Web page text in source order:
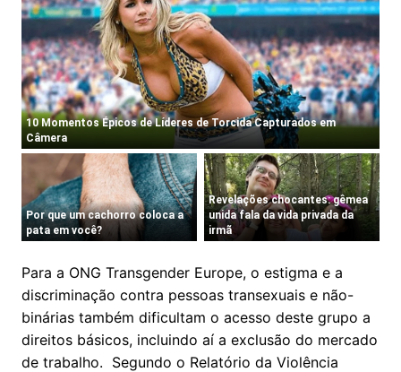
Para a ONG Transgender Europe, o estigma e a
discriminação contra pessoas transexuais e não-
binárias também dificultam o acesso deste grupo a
direitos básicos, incluindo aí a exclusão do mercado
de trabalho. Segundo o Relatório da Violência